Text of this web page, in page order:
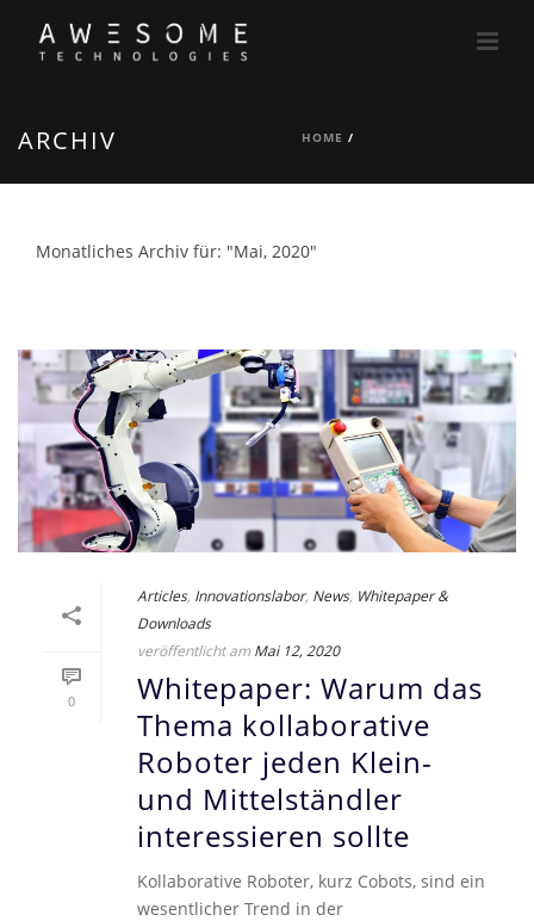
ARCHIV HOME /
Monatliches Archiv für: "Mai, 2020"
0
Articles, Innovationslabor, News, Whitepaper &
Downloads
veröffentlicht am Mai 12, 2020
Whitepaper: Warum das
Thema kollaborative
Roboter jeden Klein-
und Mittelständler
interessieren sollte
Kollaborative Roboter, kurz Cobots, sind ein
wesentlicher Trend in der